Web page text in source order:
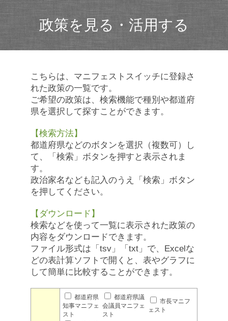
政策を見る・活用する
こちらは、マニフェストスイッチに登録さ
れた政策の一覧です。
ご希望の政策は、検索機能で種別や都道府
県を選択して探すことができます。
【検索方法】
都道府県などのボタンを選択（複数可）し
て、「検索」ボタンを押すと表示されま
す。
政治家名なども記入のうえ「検索」ボタン
を押してください。
【ダウンロード】
検索などを使って一覧に表示された政策の
内容をダウンロードできます。
ファイル形式は「tsv」「txt」で、Excelな
どの表計算ソフトで開くと、表やグラフに
して簡単に比較することができます。
都道府県
知事マニフェ
スト
都道府県議
会議員マニフェ
スト
市長マニフ
ェスト